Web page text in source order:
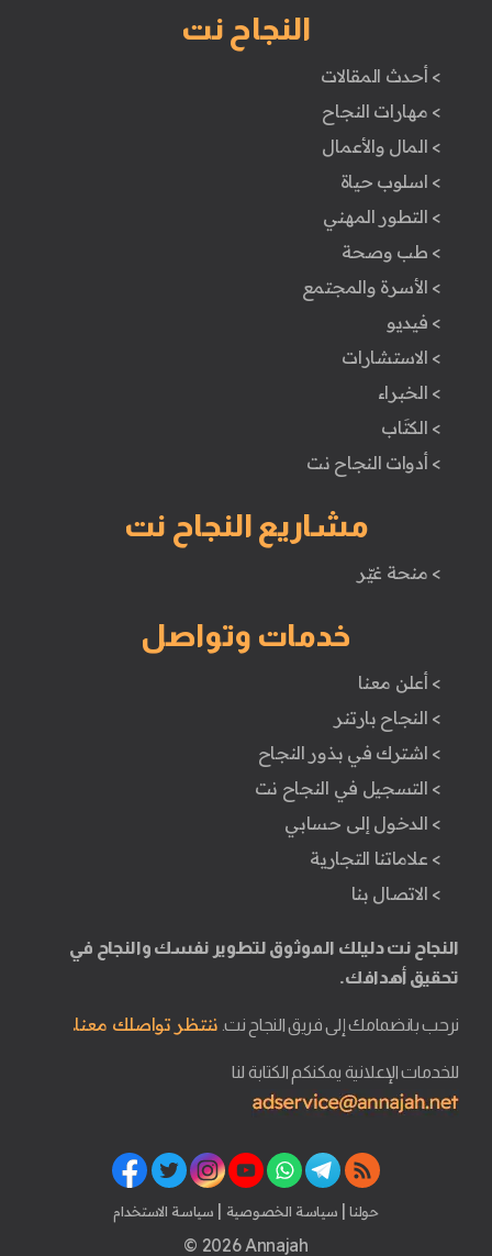
النجاح نت
> أحدث المقالات
> مهارات النجاح
> المال والأعمال
> اسلوب حياة
> التطور المهني
> طب وصحة
> الأسرة والمجتمع
> فيديو
> الاستشارات
> الخبراء
> الكتَاب
> أدوات النجاح نت
مشاريع النجاح نت
> منحة غيّر
خدمات وتواصل
> أعلن معنا
> النجاح بارتنر
> اشترك في بذور النجاح
> التسجيل في النجاح نت
> الدخول إلى حسابي
> علاماتنا التجارية
> الاتصال بنا
النجاح نت دليلك الموثوق لتطوير نفسك والنجاح في
تحقيق أهدافك.
نرحب بانضمامك إلى فريق النجاح نت. ننتظر تواصلك معنا.
للخدمات الإعلانية يمكنكم الكتابة لنا
حولنا | سياسة الخصوصية | سياسة الاستخدام
© 2026 Annajah